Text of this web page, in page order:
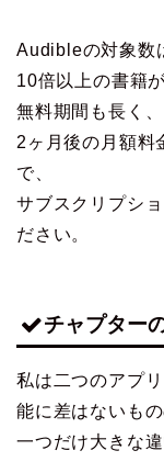
Audibleの対象数
10倍以上の書籍
無料期間も長く
2ヶ月後の月額料
で、
サブスクリプシ
ださい。
チャプター
私は二つのアプ
能に差はないもの
一つだけ大きな